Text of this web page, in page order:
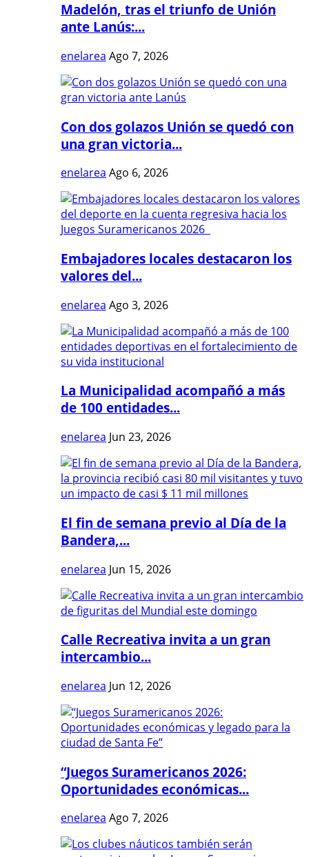
Madelón, tras el triunfo de Unión
ante Lanús:...
enelarea Ago 7, 2026
Con dos golazos Unión se quedó con
una gran victoria...
enelarea Ago 6, 2026
Embajadores locales destacaron los
valores del...
enelarea Ago 3, 2026
La Municipalidad acompañó a más
de 100 entidades...
enelarea Jun 23, 2026
El fin de semana previo al Día de la
Bandera,...
enelarea Jun 15, 2026
Calle Recreativa invita a un gran
intercambio...
enelarea Jun 12, 2026
“Juegos Suramericanos 2026:
Oportunidades económicas...
enelarea Ago 7, 2026